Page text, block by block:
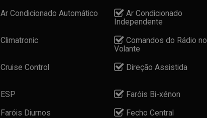
Ar Condicionado Automático
Ar Condicionado
Independente
Climatronic
Comandos do Rádio no
Volante
Cruise Control Direção Assistida
ESP
Faróis Bi-xénon
Faróis Diurnos
Fecho Central